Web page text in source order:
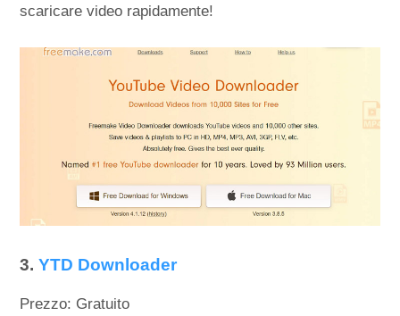
scaricare video rapidamente!
3.YTD Downloader
Prezzo: Gratuito